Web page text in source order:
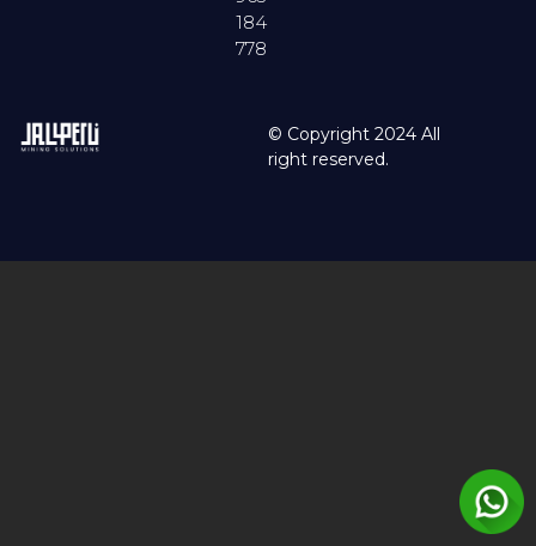
184
778
© Copyright 2024 All
right reserved.